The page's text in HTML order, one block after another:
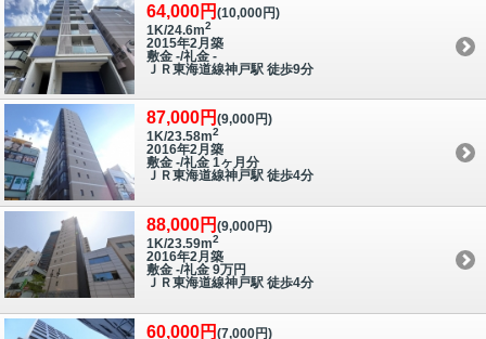
64,000円 (10,000円)
1K/24.6m2
2015年2月築
敷金 -/礼金 -
ＪＲ東海道線神戸駅 徒歩9分
87,000円 (9,000円)
1K/23.58m2
2016年2月築
敷金 -/礼金 1ヶ月分
ＪＲ東海道線神戸駅 徒歩4分
88,000円 (9,000円)
1K/23.59m2
2016年2月築
敷金 -/礼金 9万円
ＪＲ東海道線神戸駅 徒歩4分
60,000円 (7,000円)